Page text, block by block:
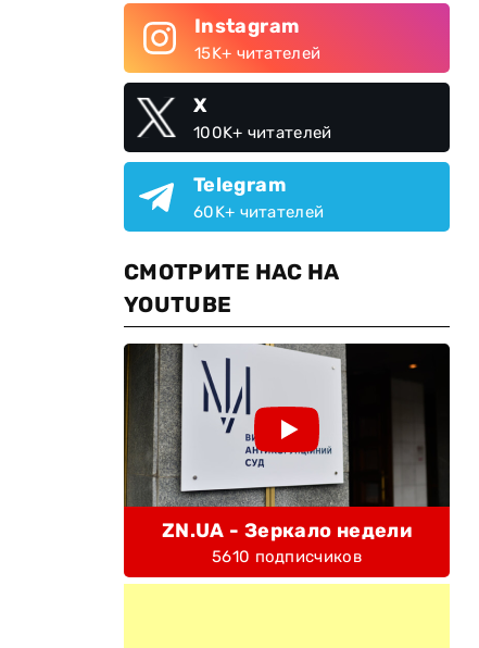
Instagram
15K+ читателей
X
100K+ читателей
Telegram
60K+ читателей
СМОТРИТЕ НАС НА
YOUTUBE
ZN.UA - Зеркало недели
5610 подписчиков